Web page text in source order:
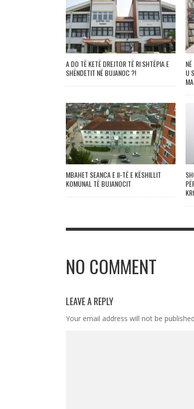
A DO TË KETË DREJTOR TË RI SHTËPIA E
SHËNDETIT NË BUJANOC ?!
U
MBAHET SEANCA E II-TË E KËSHILLIT
KOMUNAL TË BUJANOCIT
NO COMMENT
LEAVE A REPLY
Your email address will not be